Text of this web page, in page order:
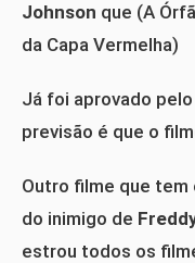
Johnson que (A
da Capa Vermelha)
Já foi aprovado
previsão é que o
Outro filme que
do inimigo de
estrou todos os